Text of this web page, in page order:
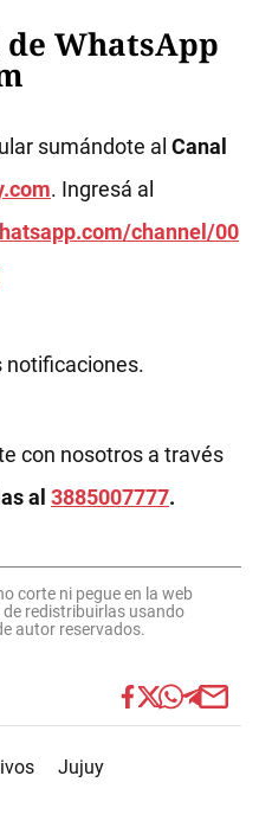
WhatsApp
sumándote al Canal
. Ingresá al
channel/00
notificaciones.
con nosotros a través
al 3885007777.
corte ni pegue en la web
redistribuirlas usando
autor reservados.
Jujuy